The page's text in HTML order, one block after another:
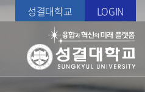
성결대학교 LOGIN